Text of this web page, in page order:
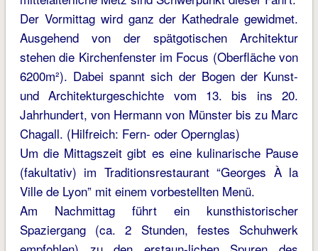
Der Vormittag wird ganz der Kathedrale gewidmet.
Ausgehend von der spätgotischen Architektur
stehen die Kirchenfenster im Focus (Oberfläche von
6200m²). Dabei spannt sich der Bogen der Kunst-
und Architekturgeschichte vom 13. bis ins 20.
Jahrhundert, von Hermann von Münster bis zu Marc
Chagall. (Hilfreich: Fern- oder Opernglas)
Um die Mittagszeit gibt es eine kulinarische Pause
(fakultativ) im Traditionsrestaurant “Georges À la
Ville de Lyon” mit einem vorbestellten Menü.
Am Nachmittag führt ein kunsthistorischer
Spaziergang (ca. 2 Stunden, festes Schuhwerk